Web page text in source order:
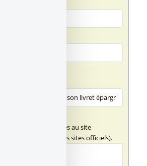
pas les liens externes au site
(hormis vers des sites officiels).